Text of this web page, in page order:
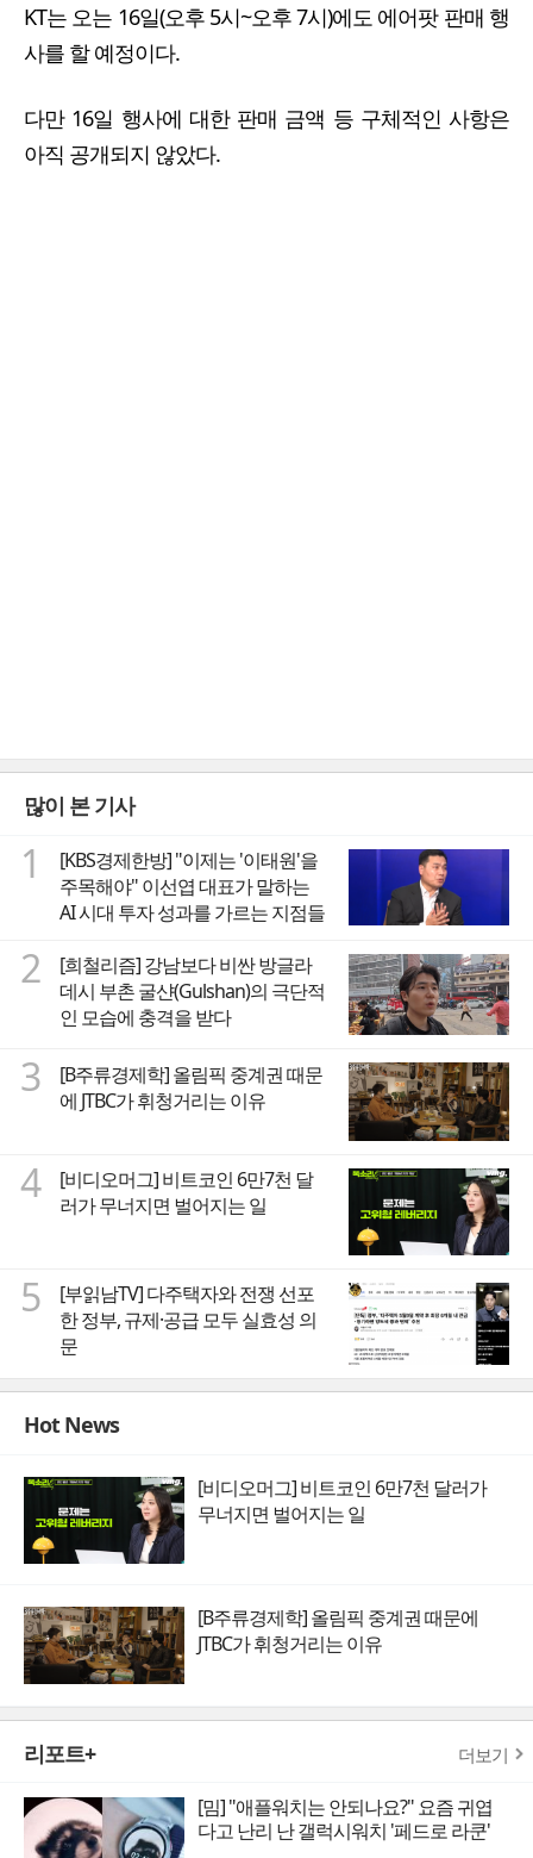
KT는 오는 16일(오후 5시~오후 7시)에도 에어팟 판매 행
사를 할 예정이다.
다만 16일 행사에 대한 판매 금액 등 구체적인 사항은
아직 공개되지 않았다.
많이 본 기사
1
[KBS경제한방] "이제는 '이태원'을
주목해야" 이선엽 대표가 말하는
AI 시대 투자 성과를 가르는 지점들
2
[희철리즘] 강남보다 비싼 방글라
데시 부촌 굴샨(Gulshan)의 극단적
인 모습에 충격을 받다
3
[B주류경제학] 올림픽 중계권 때문
에 JTBC가 휘청거리는 이유
4
[비디오머그] 비트코인 6만7천 달
러가 무너지면 벌어지는 일
5
[부읽남TV] 다주택자와 전쟁 선포
한 정부, 규제·공급 모두 실효성 의
문
Hot News
[비디오머그] 비트코인 6만7천 달러가
무너지면 벌어지는 일
[B주류경제학] 올림픽 중계권 때문에
JTBC가 휘청거리는 이유
리포트+ 더보기
[밈] "애플워치는 안되나요?" 요즘 귀엽
다고 난리 난 갤럭시워치 '페드로 라쿤'